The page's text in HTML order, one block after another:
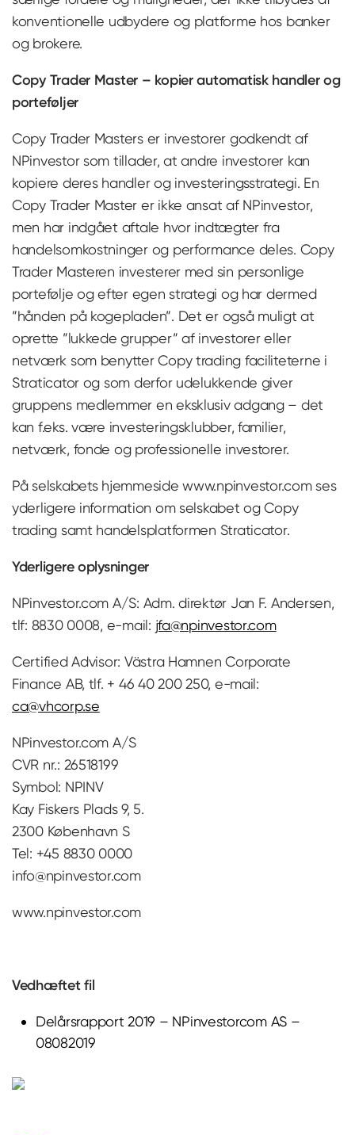
konventionelle udbydere og platforme hos banker
og brokere.
Copy Trader Master – kopier automatisk handler og
porteføljer
Copy Trader Masters er investorer godkendt af
NPinvestor som tillader, at andre investorer kan
kopiere deres handler og investeringsstrategi. En
Copy Trader Master er ikke ansat af NPinvestor,
men har indgået aftale hvor indtægter fra
handelsomkostninger og performance deles. Copy
Trader Masteren investerer med sin personlige
portefølje og efter egen strategi og har dermed
”hånden på kogepladen”. Det er også muligt at
oprette ”lukkede grupper” af investorer eller
netværk som benytter Copy trading faciliteterne i
Straticator og som derfor udelukkende giver
gruppens medlemmer en eksklusiv adgang – det
kan f.eks. være investeringsklubber, familier,
netværk, fonde og professionelle investorer.
På selskabets hjemmeside www.npinvestor.com ses
yderligere information om selskabet og Copy
trading samt handelsplatformen Straticator.
Yderligere oplysninger
NPinvestor.com A/S: Adm. direktør Jan F. Andersen,
tlf: 8830 0008, e-mail: jfa@npinvestor.com
Certified Advisor: Västra Hamnen Corporate
Finance AB, tlf. + 46 40 200 250, e-mail:
ca@vhcorp.se
NPinvestor.com A/S
CVR nr.: 26518199
Symbol: NPINV
Kay Fiskers Plads 9, 5.
2300 København S
Tel: +45 8830 0000
info@npinvestor.com
www.npinvestor.com
Vedhæftet fil
Delårsrapport 2019 – NPinvestorcom AS –
08082019